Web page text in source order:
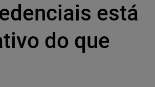
está
do que